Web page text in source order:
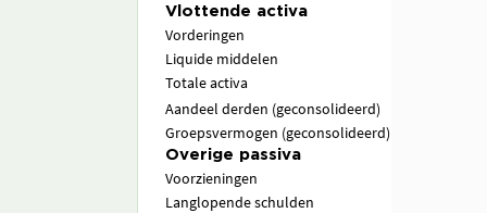
Vlottende activa
Vorderingen
Liquide middelen
Totale activa
Aandeel derden (geconsolideerd)
Groepsvermogen (geconsolideerd)
Overige passiva
Voorzieningen
Langlopende schulden